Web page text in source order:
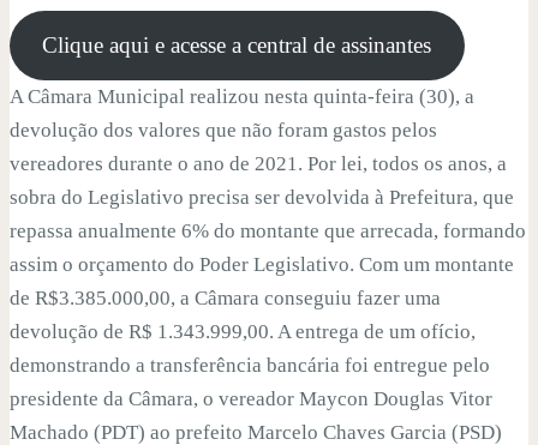
Clique aqui e acesse a central de assinantes
A Câmara Municipal realizou nesta quinta-feira (30), a
devolução dos valores que não foram gastos pelos
vereadores durante o ano de 2021. Por lei, todos os anos, a
sobra do Legislativo precisa ser devolvida à Prefeitura, que
repassa anualmente 6% do montante que arrecada, formando
assim o orçamento do Poder Legislativo. Com um montante
de R$3.385.000,00, a Câmara conseguiu fazer uma
devolução de R$ 1.343.999,00. A entrega de um ofício,
demonstrando a transferência bancária foi entregue pelo
presidente da Câmara, o vereador Maycon Douglas Vitor
Machado (PDT) ao prefeito Marcelo Chaves Garcia (PSD)